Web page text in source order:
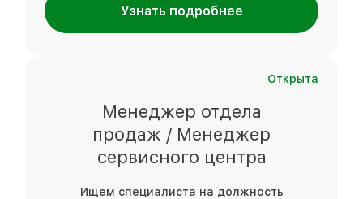
Узнать подробнее
Открыта
Менеджер отдела
продаж / Менеджер
сервисного центра
Ищем специалиста на должность